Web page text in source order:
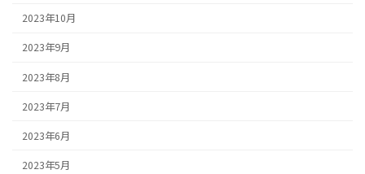
2023年10月
2023年9月
2023年8月
2023年7月
2023年6月
2023年5月